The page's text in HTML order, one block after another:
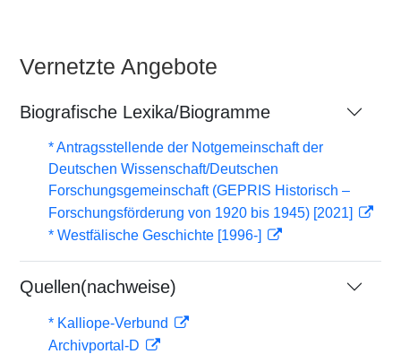
Vernetzte Angebote
Biografische Lexika/Biogramme
* Antragsstellende der Notgemeinschaft der
Deutschen Wissenschaft/Deutschen
Forschungsgemeinschaft (GEPRIS Historisch –
Forschungsförderung von 1920 bis 1945) [2021]
* Westfälische Geschichte [1996-]
Quellen(nachweise)
* Kalliope-Verbund
Archivportal-D